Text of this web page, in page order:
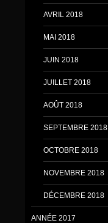
AVRIL 2018
MAI 2018
JUIN 2018
JUILLET 2018
AOÛT 2018
SEPTEMBRE 2018
OCTOBRE 2018
NOVEMBRE 2018
DÉCEMBRE 2018
ANNÉE 2017